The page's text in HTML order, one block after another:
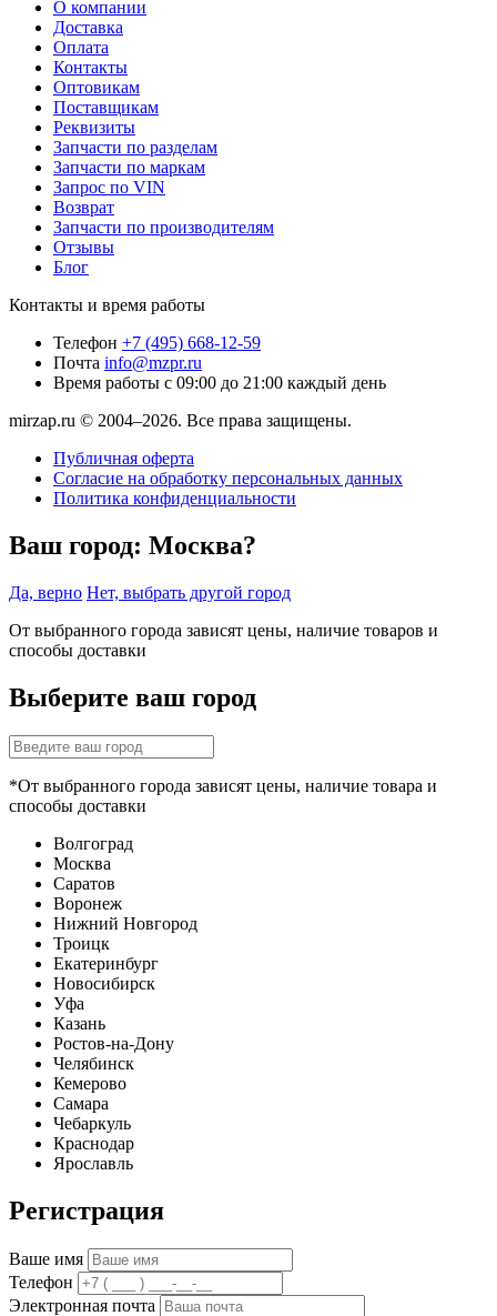
О компании
Доставка
Оплата
Контакты
Оптовикам
Поставщикам
Реквизиты
Запчасти по разделам
Запчасти по маркам
Запрос по VIN
Возврат
Запчасти по производителям
Отзывы
Блог
Контакты и время работы
Телефон +7 (495) 668-12-59
Почта info@mzpr.ru
Время работы с 09:00 до 21:00 каждый день
mirzap.ru © 2004–2026. Все права защищены.
Публичная оферта
Согласие на обработку персональных данных
Политика конфиденциальности
Ваш город: Москва?
Да, верно Нет, выбрать другой город
От выбранного города зависят цены, наличие товаров и
способы доставки
Выберите ваш город
*От выбранного города зависят цены, наличие товара и
способы доставки
Волгоград
Москва
Саратов
Воронеж
Нижний Новгород
Троицк
Екатеринбург
Новосибирск
Уфа
Казань
Ростов-на-Дону
Челябинск
Кемерово
Самара
Чебаркуль
Краснодар
Ярославль
Регистрация
Ваше имя
Телефон
Электронная почта